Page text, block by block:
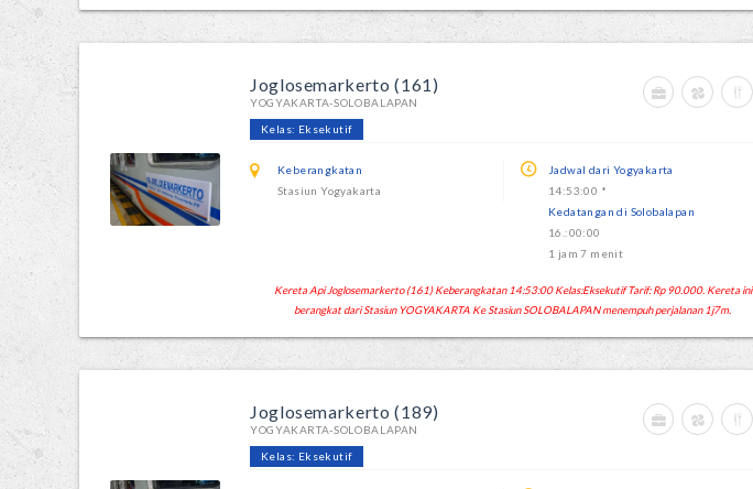
Joglosemarkerto (161)
YOGYAKARTA-SOLOBALAPAN
Kelas: Eksekutif
Keberangkatan
Stasiun Yogyakarta
Jadwal dari Yogyakarta
14:53:00 *
Kedatangan di Solobalapan
16.:00:00
1 jam 7 menit
Kereta Api Joglosemarkerto (161) Keberangkatan 14:53:00 Kelas:Eksekutif Tarif: Rp 90.000. Kereta ini
berangkat dari Stasiun YOGYAKARTA Ke Stasiun SOLOBALAPAN menempuh perjalanan 1j7m.
Joglosemarkerto (189)
YOGYAKARTA-SOLOBALAPAN
Kelas: Eksekutif